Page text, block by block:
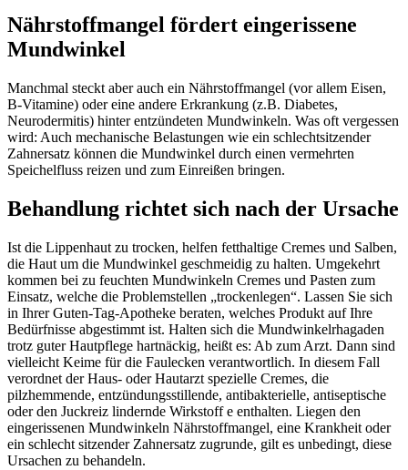
Nährstoffmangel fördert eingerissene
Mundwinkel
Manchmal steckt aber auch ein Nährstoffmangel (vor allem Eisen,
B-Vitamine) oder eine andere Erkrankung (z.B. Diabetes,
Neurodermitis) hinter entzündeten Mundwinkeln. Was oft vergessen
wird: Auch mechanische Belastungen wie ein schlechtsitzender
Zahnersatz können die Mundwinkel durch einen vermehrten
Speichelfluss reizen und zum Einreißen bringen.
Behandlung richtet sich nach der Ursache
Ist die Lippenhaut zu trocken, helfen fetthaltige Cremes und Salben,
die Haut um die Mundwinkel geschmeidig zu halten. Umgekehrt
kommen bei zu feuchten Mundwinkeln Cremes und Pasten zum
Einsatz, welche die Problemstellen „trockenlegen“. Lassen Sie sich
in Ihrer Guten-Tag-Apotheke beraten, welches Produkt auf Ihre
Bedürfnisse abgestimmt ist. Halten sich die Mundwinkelrhagaden
trotz guter Hautpflege hartnäckig, heißt es: Ab zum Arzt. Dann sind
vielleicht Keime für die Faulecken verantwortlich. In diesem Fall
verordnet der Haus- oder Hautarzt spezielle Cremes, die
pilzhemmende, entzündungsstillende, antibakterielle, antiseptische
oder den Juckreiz lindernde Wirkstoff e enthalten. Liegen den
eingerissenen Mundwinkeln Nährstoffmangel, eine Krankheit oder
ein schlecht sitzender Zahnersatz zugrunde, gilt es unbedingt, diese
Ursachen zu behandeln.